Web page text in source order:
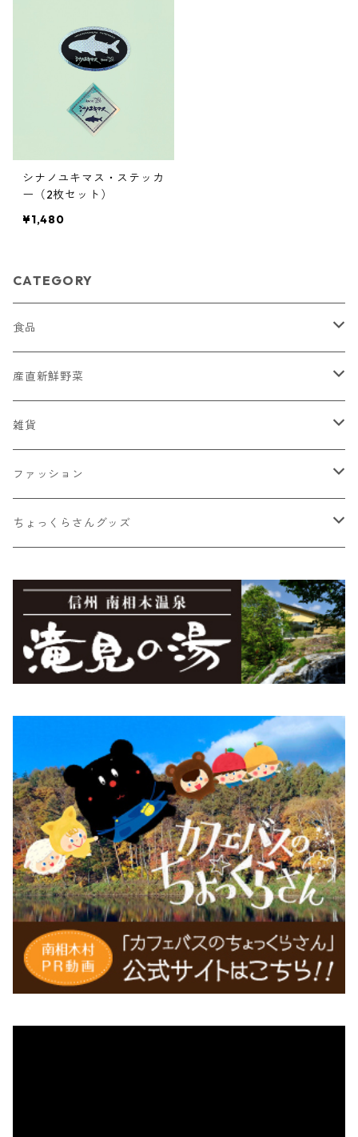
シナノユキマス・ステッカ
ー（2枚セット）
¥1,480
CATEGORY
食品
菓子
蕎麦ころりん
蕎麦ころりん（3個入り）
そば
市兵衛そば
市兵衛そば（3袋入り）
加工品
もろこしスープ（ドライ）
食べるビーツドレッシング（大）
食べるビーツドレッシング（小）
飲料類
蕎麦珈琲「実ト豆」（ビン）
産直新鮮野菜
おまかせ新鮮野菜詰め合わせ
とうもろこし
雑貨
Moccai
Moccai・ストラップ
Moccai・48ピースパック
シナノユキマスグッズ
シナノユキマス・フィギュア
御座山ピンバッジ
滝見の湯オリジナルグッズ
滝見の湯エコバッグ（Sサイズ）
ファッション
NANGA × MINAMIAIKI
ちょっくらさんグッズ
グレイ
ちょっくらさん・クリアファイル
ちょっくらさん・ステッカー